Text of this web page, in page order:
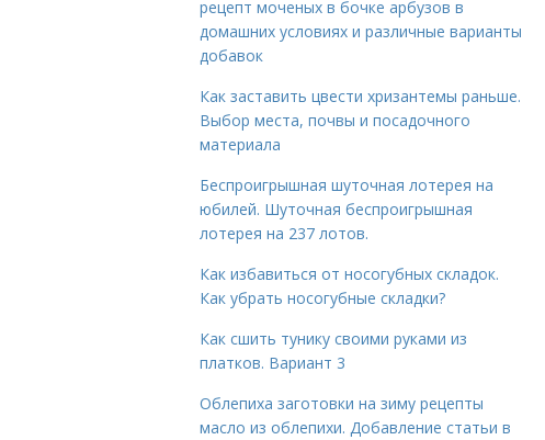
рецепт моченых в бочке арбузов в
домашних условиях и различные варианты
добавок
Как заставить цвести хризантемы раньше.
Выбор места, почвы и посадочного
материала
Беспроигрышная шуточная лотерея на
юбилей. Шуточная беспроигрышная
лотерея на 237 лотов.
Как избавиться от носогубных складок.
Как убрать носогубные складки?
Как сшить тунику своими руками из
платков. Вариант 3
Облепиха заготовки на зиму рецепты
масло из облепихи. Добавление статьи в